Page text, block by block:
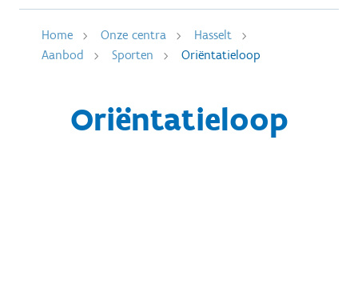
Home Onze centra
Hasselt
Aanbod
Sporten Oriëntatieloop
Oriëntatieloop